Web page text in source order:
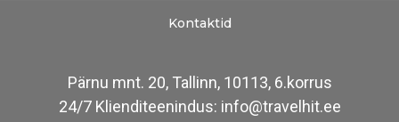
Kontaktid
Pärnu mnt. 20, Tallinn, 10113, 6.korrus
24/7 Klienditeenindus: info@travelhit.ee